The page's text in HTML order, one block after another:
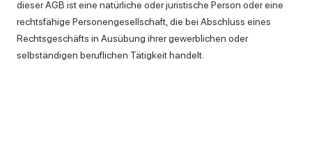
dieser AGB ist eine natürliche oder juristische Person oder eine
rechtsfähige Personengesellschaft, die bei Abschluss eines
Rechtsgeschäfts in Ausübung ihrer gewerblichen oder
selbständigen beruflichen Tätigkeit handelt.